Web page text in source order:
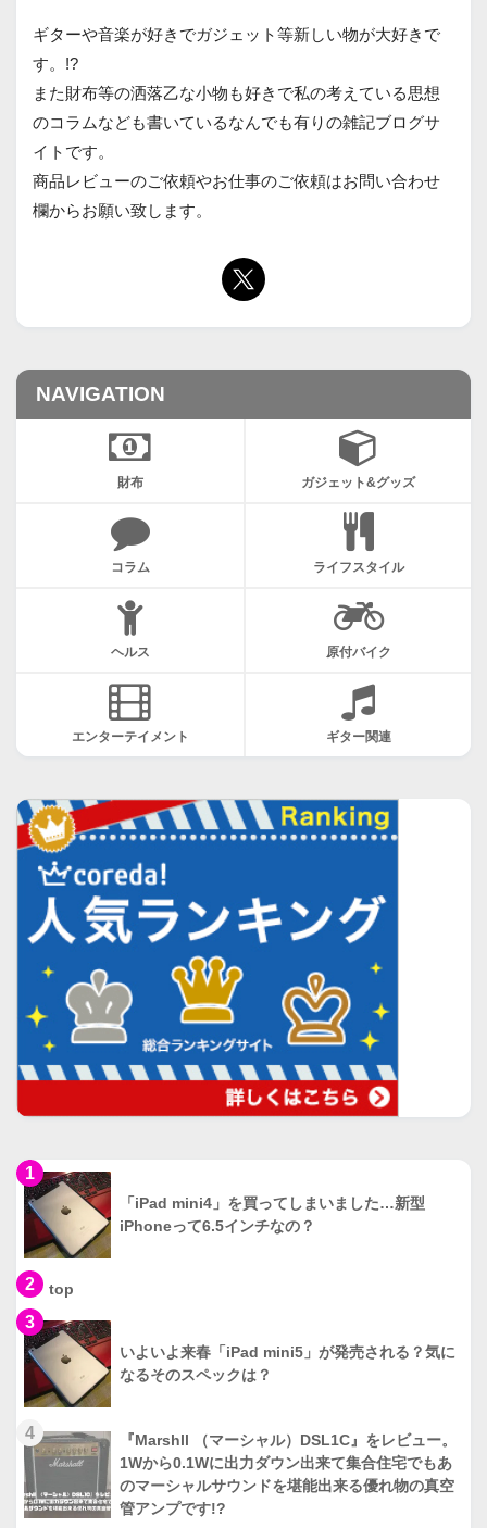
ギターや音楽が好きでガジェット等新しい物が大好きで
す。!?
また財布等の洒落乙な小物も好きで私の考えている思想
のコラムなども書いているなんでも有りの雑記ブログサ
イトです。
商品レビューのご依頼やお仕事のご依頼はお問い合わせ
欄からお願い致します。
NAVIGATION
財布 ガジェット&グッズ
コラム ライフスタイル
ヘルス 原付バイク
エンターテイメント ギター関連
1
「iPad mini4」を買ってしまいました…新型
iPhoneって6.5インチなの？
2 top
3
いよいよ来春「iPad mini5」が発売される？気に
なるそのスペックは？
4
『Marshll （マーシャル）DSL1C』をレビュー。
1Wから0.1Wに出力ダウン出来て集合住宅でもあ
のマーシャルサウンドを堪能出来る優れ物の真空
管アンプです!?